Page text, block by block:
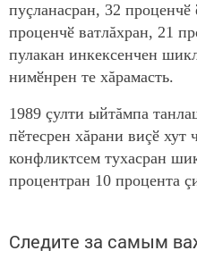
пуçланасран, 32 проценчӗ
проценчӗ ватлăхран, 21
пулакан инкексенчен
нимӗнрен те хăрамасть.
1989 çулти ыйтăмпа
пӗтесрен хăрани виçӗ
конфликтсем тухасран
процентран 10 процента
Следите за самым